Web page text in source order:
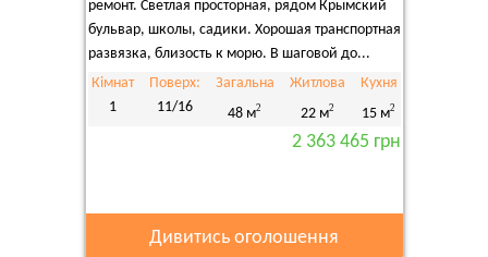
ремонт. Светлая просторная, рядом Крымский
бульвар, школы, садики. Хорошая транспортная
развязка, близость к морю. В шаговой до...
Кімнат
1
Поверх:
11/16
Загальна
48 м2
Житлова
22 м2
Кухня
15 м2
2 363 465 грн
Дивитись оголошення